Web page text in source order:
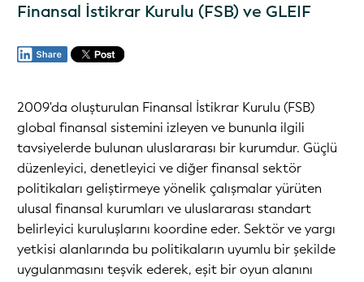
Finansal İstikrar Kurulu (FSB) ve GLEIF
2009'da oluşturulan Finansal İstikrar Kurulu (FSB)
global finansal sistemini izleyen ve bununla ilgili
tavsiyelerde bulunan uluslararası bir kurumdur. Güçlü
düzenleyici, denetleyici ve diğer finansal sektör
politikaları geliştirmeye yönelik çalışmalar yürüten
ulusal finansal kurumları ve uluslararası standart
belirleyici kuruluşlarını koordine eder. Sektör ve yargı
yetkisi alanlarında bu politikaların uyumlu bir şekilde
uygulanmasını teşvik ederek, eşit bir oyun alanını